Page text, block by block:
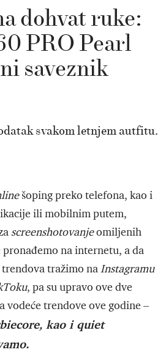
dohvat ruke:
PRO Pearl
saveznik
svakom letnjem autfitu.
šoping preko telefona, kao i
ili mobilnim putem,
screenshotovanjeomiljenih
na internetu, a da
tražimo naInstagramu
, pa su upravo ove dve
vodeće trendove ove godine –
kao i quiet